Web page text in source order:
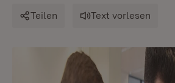
Teilen Text vorlesen